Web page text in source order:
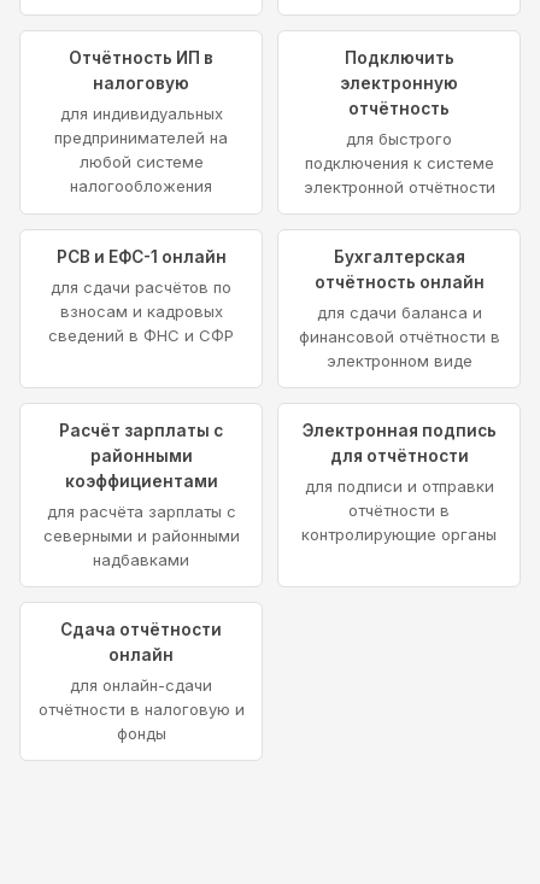
Отчётность ИП в
налоговую
для индивидуальных
предпринимателей на
любой системе
налогообложения
Подключить
электронную
отчётность
для быстрого
подключения к системе
электронной отчётности
РСВ и ЕФС-1 онлайн
для сдачи расчётов по
взносам и кадровых
сведений в ФНС и СФР
Бухгалтерская
отчётность онлайн
для сдачи баланса и
финансовой отчётности в
электронном виде
Расчёт зарплаты с
районными
коэффициентами
для расчёта зарплаты с
северными и районными
надбавками
Электронная подпись
для отчётности
для подписи и отправки
отчётности в
контролирующие органы
Сдача отчётности
онлайн
для онлайн-сдачи
отчётности в налоговую и
фонды